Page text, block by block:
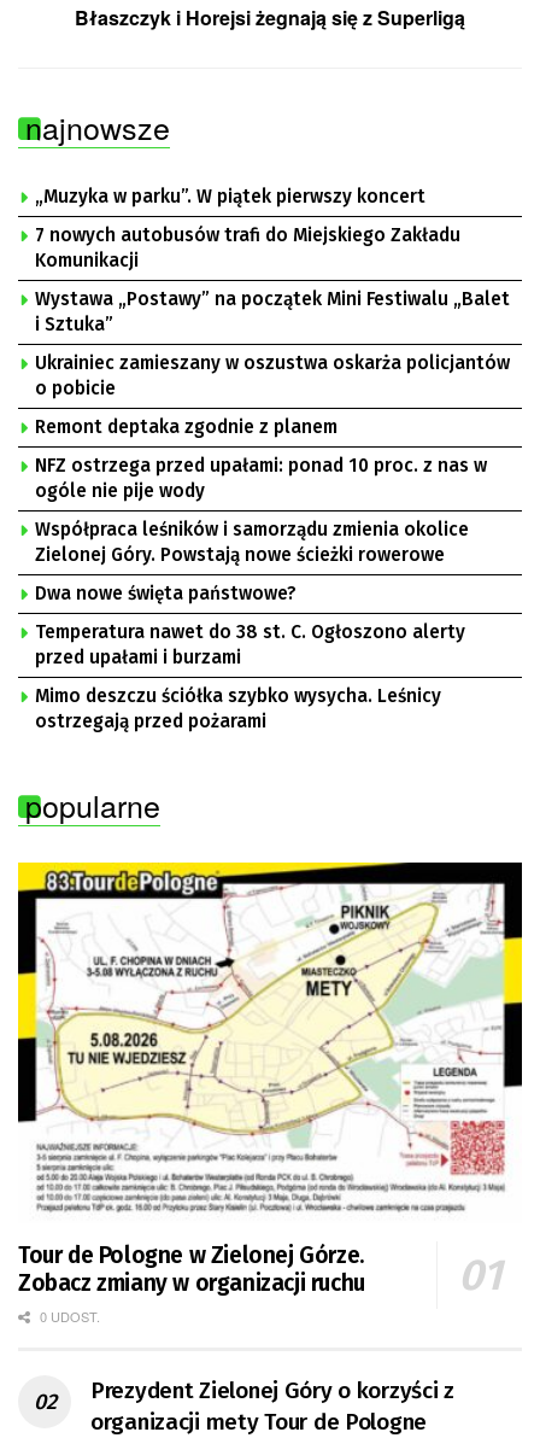
Błaszczyk i Horejsi żegnają się z Superligą
najnowsze
„Muzyka w parku”. W piątek pierwszy koncert
7 nowych autobusów trafi do Miejskiego Zakładu
Komunikacji
Wystawa „Postawy” na początek Mini Festiwalu „Balet
i Sztuka”
Ukrainiec zamieszany w oszustwa oskarża policjantów
o pobicie
Remont deptaka zgodnie z planem
NFZ ostrzega przed upałami: ponad 10 proc. z nas w
ogóle nie pije wody
Współpraca leśników i samorządu zmienia okolice
Zielonej Góry. Powstają nowe ścieżki rowerowe
Dwa nowe święta państwowe?
Temperatura nawet do 38 st. C. Ogłoszono alerty
przed upałami i burzami
Mimo deszczu ściółka szybko wysycha. Leśnicy
ostrzegają przed pożarami
popularne
Tour de Pologne w Zielonej Górze.
Zobacz zmiany w organizacji ruchu
0 UDOST.
Prezydent Zielonej Góry o korzyści z
organizacji mety Tour de Pologne